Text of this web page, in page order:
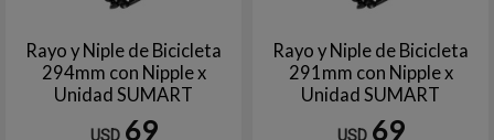
Rayo y Niple de Bicicleta
294mm con Nipple x
Unidad SUMART
USD 69
Rayo y Niple de Bicicleta
291mm con Nipple x
Unidad SUMART
USD 69